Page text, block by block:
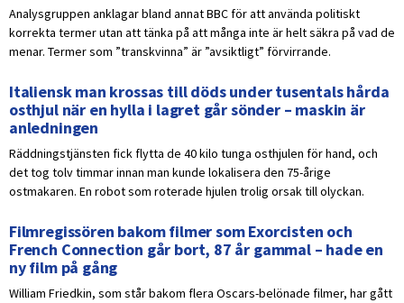
Analysgruppen anklagar bland annat BBC för att använda politiskt
korrekta termer utan att tänka på att många inte är helt säkra på vad de
menar. Termer som ”transkvinna” är ”avsiktligt” förvirrande.
Italiensk man krossas till döds under tusentals hårda
osthjul när en hylla i lagret går sönder – maskin är
anledningen
Räddningstjänsten fick flytta de 40 kilo tunga osthjulen för hand, och
det tog tolv timmar innan man kunde lokalisera den 75-årige
ostmakaren. En robot som roterade hjulen trolig orsak till olyckan.
Filmregissören bakom filmer som Exorcisten och
French Connection går bort, 87 år gammal – hade en
ny film på gång
William Friedkin, som står bakom flera Oscars-belönade filmer, har gått